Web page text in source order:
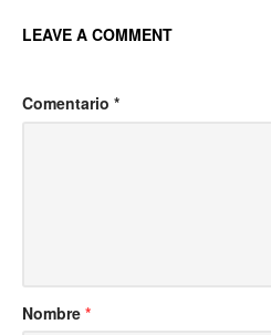
LEAVE A COMMENT
Comentario *
Nombre *